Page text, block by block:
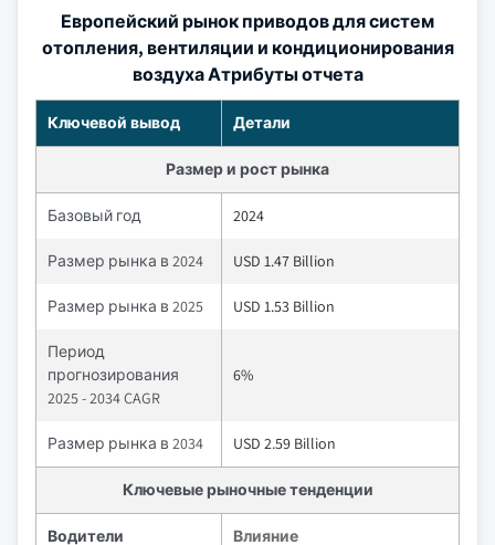
Европейский рынок приводов для систем
отопления, вентиляции и кондиционирования
воздуха Атрибуты отчета
Ключевой вывод Детали
Размер и рост рынка
Базовый год 2024
Размер рынка в 2024 USD 1.47 Billion
Размер рынка в 2025 USD 1.53 Billion
Период
прогнозирования
2025 - 2034 CAGR
6%
Размер рынка в 2034 USD 2.59 Billion
Ключевые рыночные тенденции
Водители Влияние